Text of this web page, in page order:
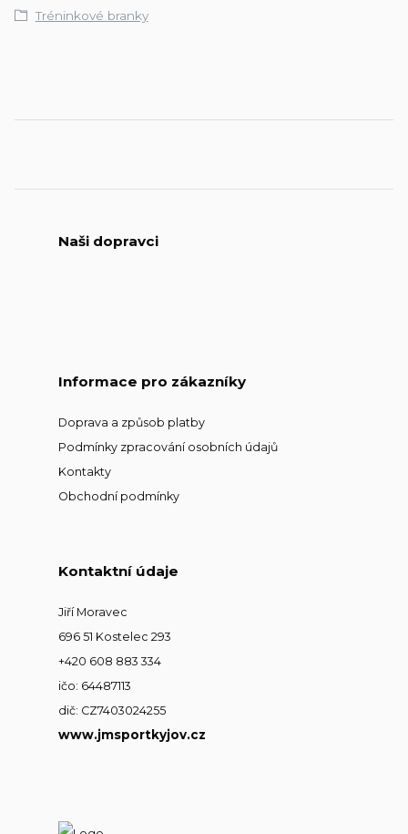
Tréninkové branky
Naši dopravci
Informace pro zákazníky
Doprava a způsob platby
Podmínky zpracování osobních údajů
Kontakty
Obchodní podmínky
Kontaktní údaje
Jiří Moravec
696 51 Kostelec 293
+420 608 883 334
ičo: 64487113
dič: CZ7403024255
www.jmsportkyjov.cz